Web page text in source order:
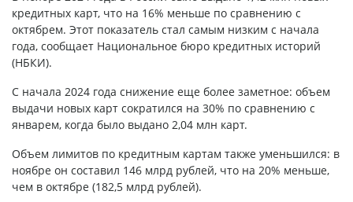
кредитных карт, что на 16% меньше по сравнению с
октябрем. Этот показатель стал самым низким с начала
года, сообщает Национальное бюро кредитных историй
(НБКИ).
С начала 2024 года снижение еще более заметное: объем
выдачи новых карт сократился на 30% по сравнению с
январем, когда было выдано 2,04 млн карт.
Объем лимитов по кредитным картам также уменьшился: в
ноябре он составил 146 млрд рублей, что на 20% меньше,
чем в октябре (182,5 млрд рублей).